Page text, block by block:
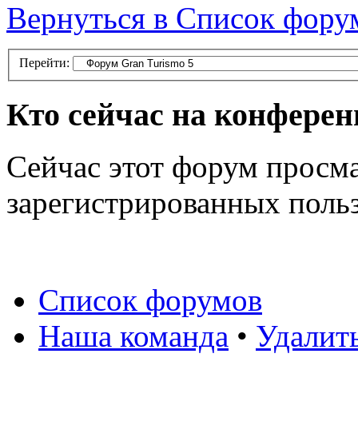
Вернуться в Список
Перейти:
Кто сейчас на
Сейчас этот форум
зарегистрированных
Список форумов
Наша команда •